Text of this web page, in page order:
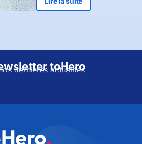
toHero
dernières actualités